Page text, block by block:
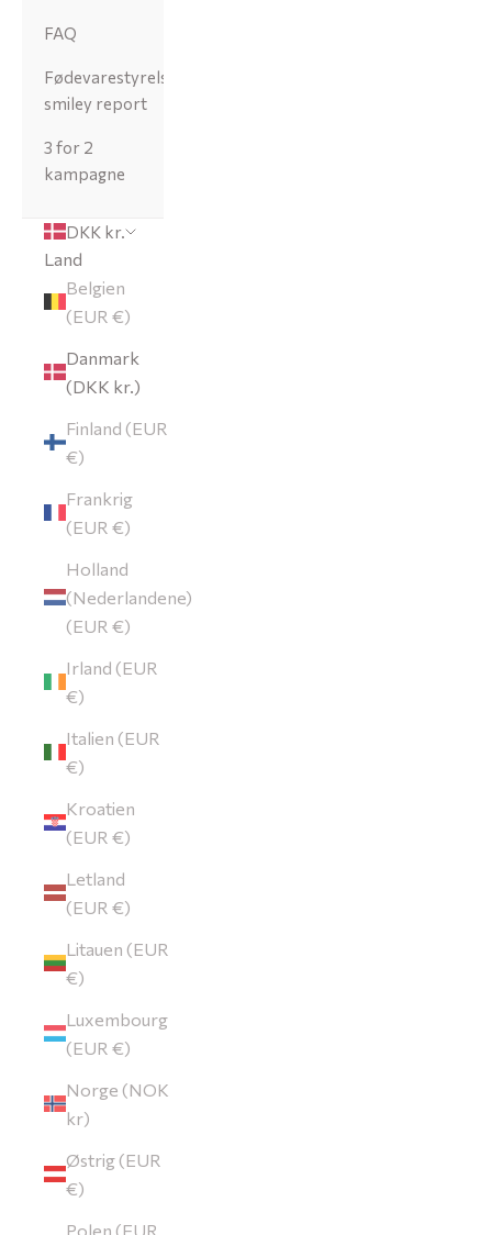
FAQ
Fødevarestyrelsens
smiley report
3 for 2
kampagne
DKK kr.
Land
Belgien
(EUR €)
Danmark
(DKK kr.)
Finland (EUR
€)
Frankrig
(EUR €)
Holland
(Nederlandene)
(EUR €)
Irland (EUR
€)
Italien (EUR
€)
Kroatien
(EUR €)
Letland
(EUR €)
Litauen (EUR
€)
Luxembourg
(EUR €)
Norge (NOK
kr)
Østrig (EUR
€)
Polen (EUR